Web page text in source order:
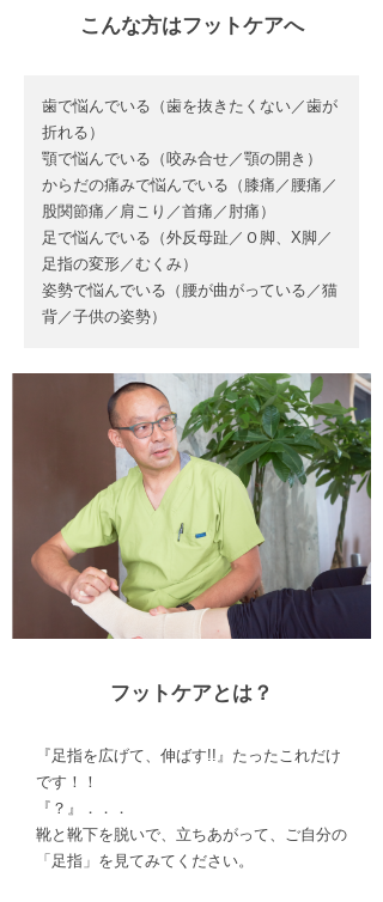
こんな方はフットケアへ
歯で悩んでいる（歯を抜きたくない／歯が
折れる）
顎で悩んでいる（咬み合せ／顎の開き）
からだの痛みで悩んでいる（膝痛／腰痛／
股関節痛／肩こり／首痛／肘痛）
足で悩んでいる（外反母趾／Ｏ脚、X脚／
足指の変形／むくみ）
姿勢で悩んでいる（腰が曲がっている／猫
背／子供の姿勢）
フットケアとは？
『足指を広げて、伸ばす!!』たったこれだけ
です！！
『？』．．．
靴と靴下を脱いで、立ちあがって、ご自分の
「足指」を見てみてください。